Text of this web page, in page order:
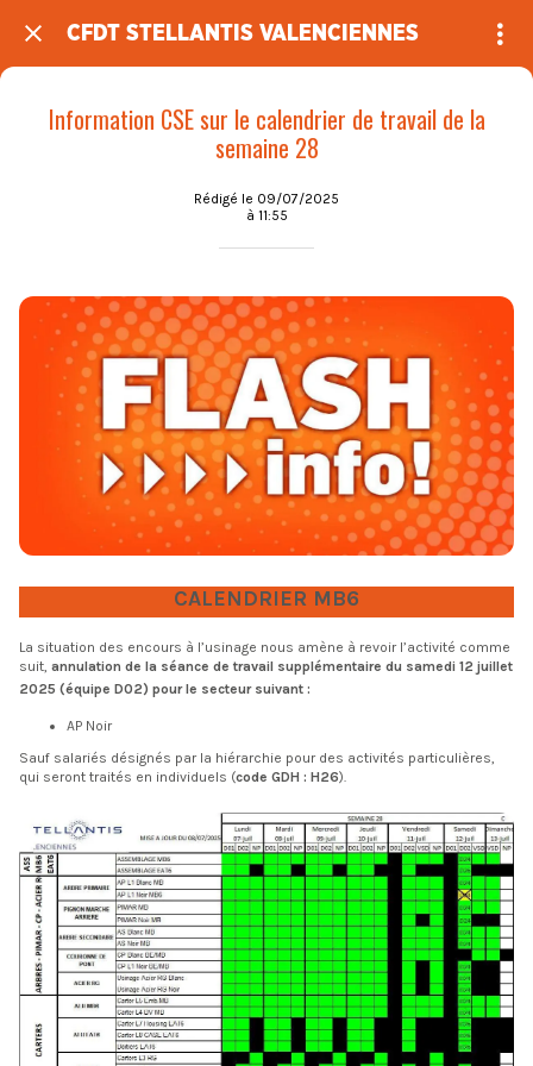
CFDT STELLANTIS VALENCIENNES
Information CSE sur le calendrier de travail de la
semaine 28
Rédigé le 09/07/2025
à 11:55
CALENDRIER MB6
La situation des encours à l’usinage nous amène à revoir l’activité comme
suit, annulation de la séance de travail supplémentaire du samedi 12 juillet
2025 (équipe D02) pour le secteur suivant :
AP Noir
Sauf salariés désignés par la hiérarchie pour des activités particulières,
qui seront traités en individuels (code GDH : H26).